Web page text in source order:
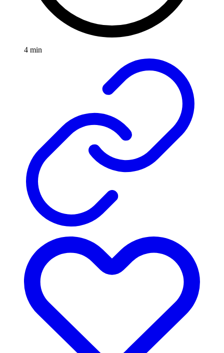
4 min